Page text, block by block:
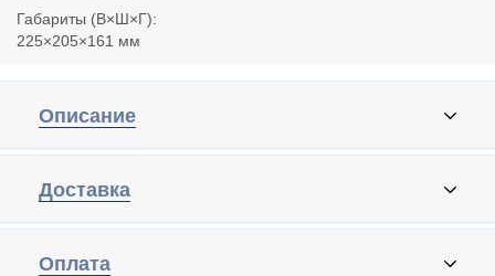
Габариты (В×Ш×Г):
225×205×161 мм
Описание
Доставка
Оплата